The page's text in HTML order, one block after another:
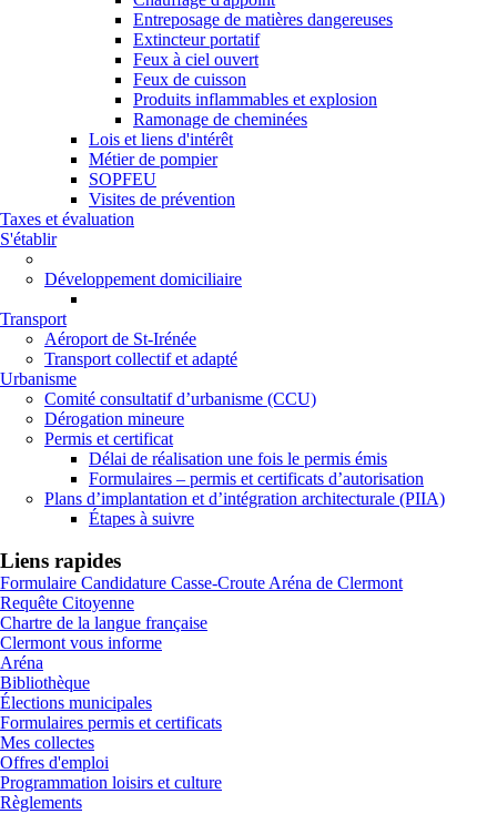
Entreposage de matières dangereuses
Extincteur portatif
Feux à ciel ouvert
Feux de cuisson
Produits inflammables et explosion
Ramonage de cheminées
Lois et liens d'intérêt
Métier de pompier
SOPFEU
Visites de prévention
Taxes et évaluation
S'établir
Développement domiciliaire
Transport
Aéroport de St-Irénée
Transport collectif et adapté
Urbanisme
Comité consultatif d’urbanisme (CCU)
Dérogation mineure
Permis et certificat
Délai de réalisation une fois le permis émis
Formulaires – permis et certificats d’autorisation
Plans d’implantation et d’intégration architecturale (PIIA)
Étapes à suivre
Liens rapides
Formulaire Candidature Casse-Croute Aréna de Clermont
Requête Citoyenne
Chartre de la langue française
Clermont vous informe
Aréna
Bibliothèque
Élections municipales
Formulaires permis et certificats
Mes collectes
Offres d'emploi
Programmation loisirs et culture
Règlements